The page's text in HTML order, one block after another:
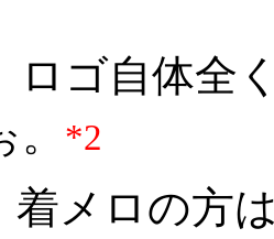
ロゴ自体全
*2
着メロの方